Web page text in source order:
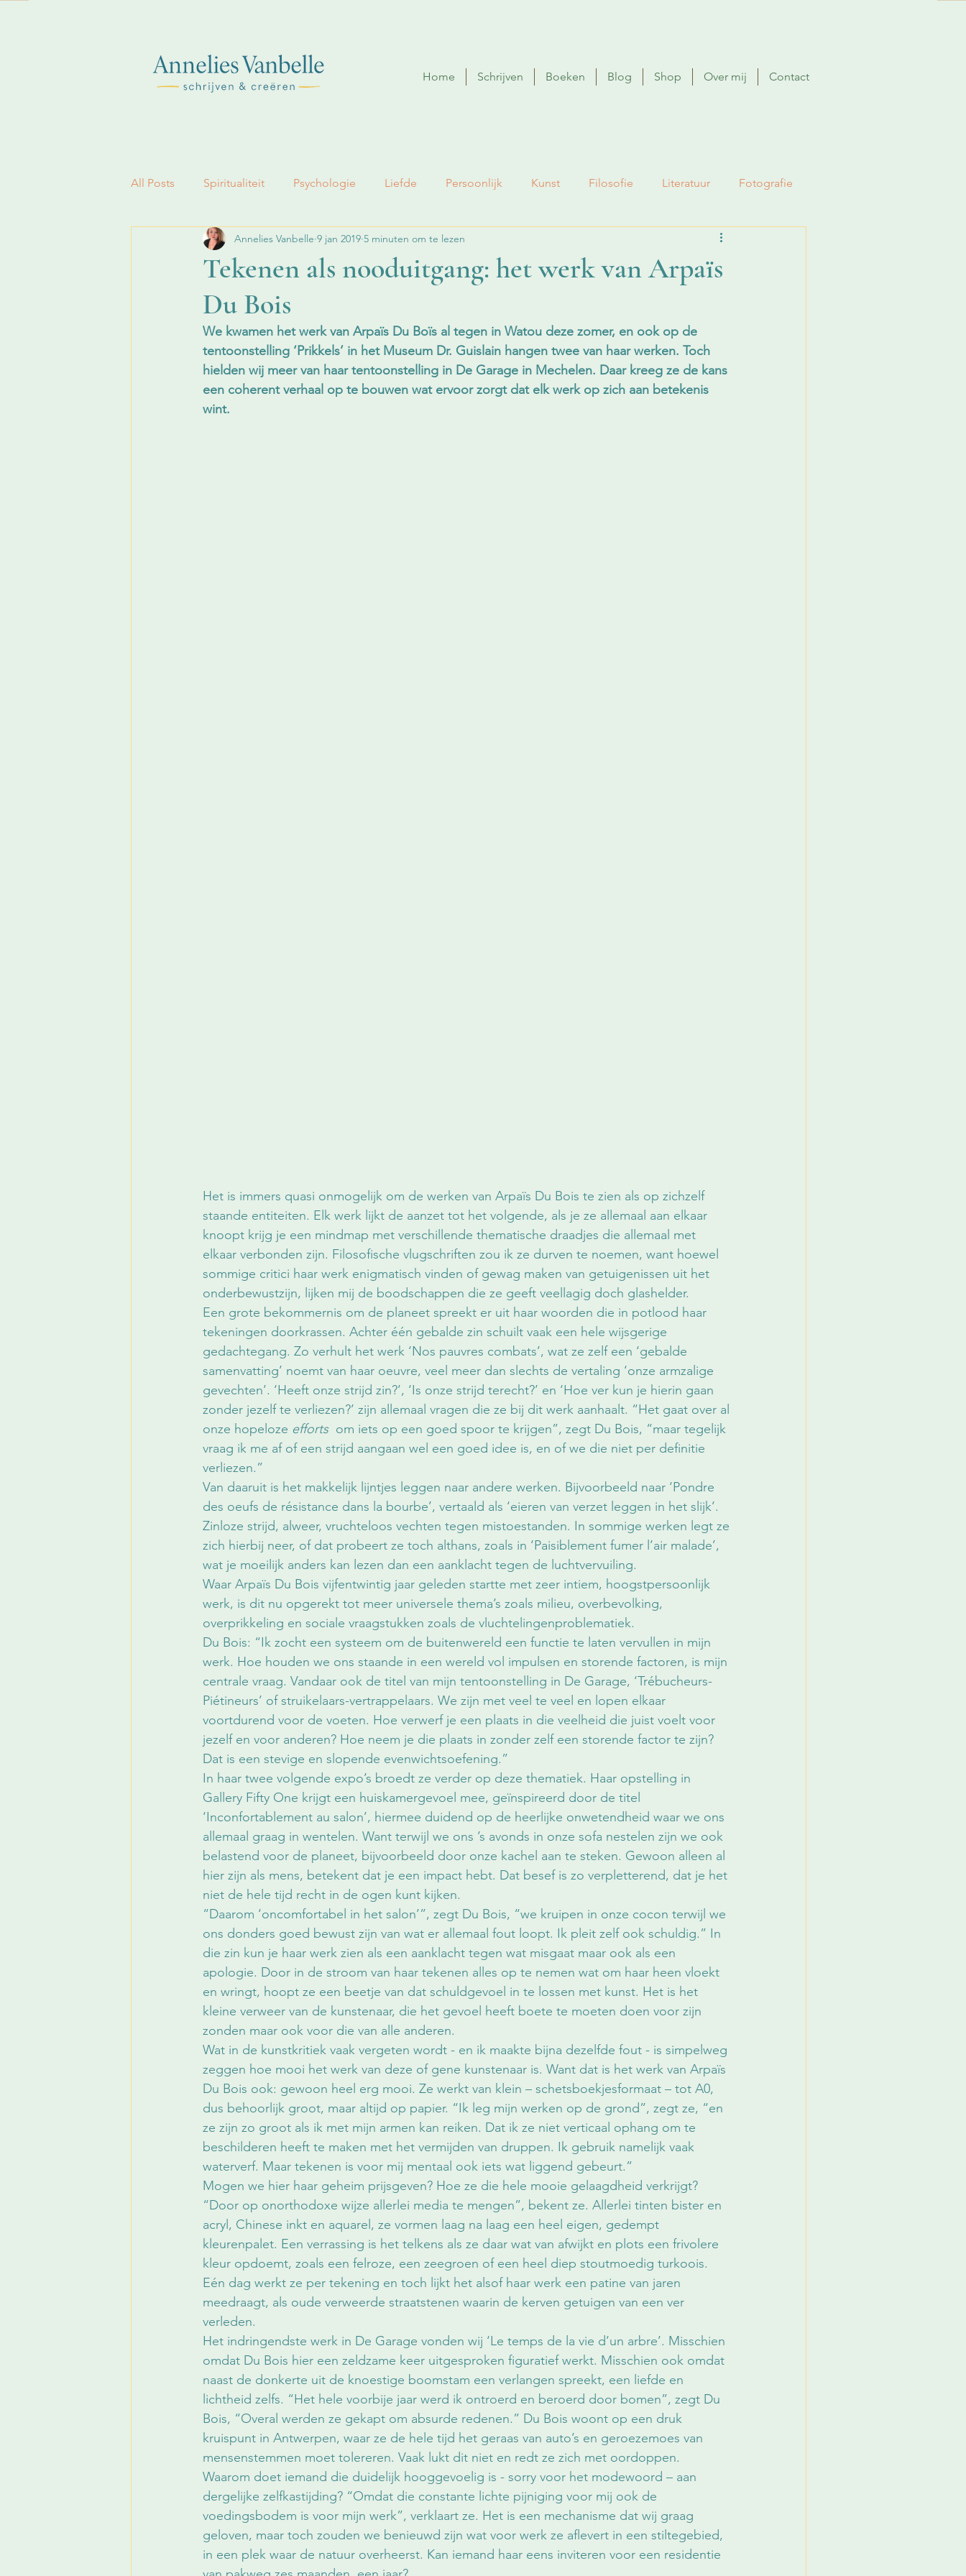
Home Schrijven Boeken Blog Shop Over mij Contact
All Posts Spiritualiteit Psychologie Liefde Persoonlijk Kunst Filosofie Literatuur Fotografie
Tekenen als nooduitgang: het werk van Arpaïs
Du Bois
Annelies Vanbelle 9 jan 2019 5 minuten om te lezen
We kwamen het werk van Arpaïs Du Boïs al tegen in Watou deze zomer, en ook op de
tentoonstelling ‘Prikkels’ in het Museum Dr. Guislain hangen twee van haar werken. Toch
hielden wij meer van haar tentoonstelling in De Garage in Mechelen. Daar kreeg ze de kans
een coherent verhaal op te bouwen wat ervoor zorgt dat elk werk op zich aan betekenis
wint.
Het is immers quasi onmogelijk om de werken van Arpaïs Du Bois te zien als op zichzelf
staande entiteiten. Elk werk lijkt de aanzet tot het volgende, als je ze allemaal aan elkaar
knoopt krijg je een mindmap met verschillende thematische draadjes die allemaal met
elkaar verbonden zijn. Filosofische vlugschriften zou ik ze durven te noemen, want hoewel
sommige critici haar werk enigmatisch vinden of gewag maken van getuigenissen uit het
onderbewustzijn, lijken mij de boodschappen die ze geeft veellagig doch glashelder.
Een grote bekommernis om de planeet spreekt er uit haar woorden die in potlood haar
tekeningen doorkrassen. Achter één gebalde zin schuilt vaak een hele wijsgerige
gedachtegang. Zo verhult het werk ‘Nos pauvres combats’, wat ze zelf een ‘gebalde
samenvatting’ noemt van haar oeuvre, veel meer dan slechts de vertaling ‘onze armzalige
gevechten’. ‘Heeft onze strijd zin?’, ‘Is onze strijd terecht?’ en ‘Hoe ver kun je hierin gaan
zonder jezelf te verliezen?’ zijn allemaal vragen die ze bij dit werk aanhaalt. “Het gaat over al
onze hopeloze efforts
  om iets op een goed spoor te krijgen”, zegt Du Bois, “maar tegelijk
vraag ik me af of een strijd aangaan wel een goed idee is, en of we die niet per definitie
verliezen.”
Van daaruit is het makkelijk lijntjes leggen naar andere werken. Bijvoorbeeld naar ‘Pondre
des oeufs de résistance dans la bourbe’, vertaald als ‘eieren van verzet leggen in het slijk’.
Zinloze strijd, alweer, vruchteloos vechten tegen mistoestanden. In sommige werken legt ze
zich hierbij neer, of dat probeert ze toch althans, zoals in ‘Paisiblement fumer l’air malade’,
wat je moeilijk anders kan lezen dan een aanklacht tegen de luchtvervuiling.
Waar Arpaïs Du Bois vijfentwintig jaar geleden startte met zeer intiem, hoogstpersoonlijk
werk, is dit nu opgerekt tot meer universele thema’s zoals milieu, overbevolking,
overprikkeling en sociale vraagstukken zoals de vluchtelingenproblematiek.
Du Bois: “Ik zocht een systeem om de buitenwereld een functie te laten vervullen in mijn
werk. Hoe houden we ons staande in een wereld vol impulsen en storende factoren, is mijn
centrale vraag. Vandaar ook de titel van mijn tentoonstelling in De Garage, ‘Trébucheurs-
Piétineurs’ of struikelaars-vertrappelaars. We zijn met veel te veel en lopen elkaar
voortdurend voor de voeten. Hoe verwerf je een plaats in die veelheid die juist voelt voor
jezelf en voor anderen? Hoe neem je die plaats in zonder zelf een storende factor te zijn?
Dat is een stevige en slopende evenwichtsoefening.”
In haar twee volgende expo’s broedt ze verder op deze thematiek. Haar opstelling in
Gallery Fifty One krijgt een huiskamergevoel mee, geïnspireerd door de titel
‘Inconfortablement au salon’, hiermee duidend op de heerlijke onwetendheid waar we ons
allemaal graag in wentelen. Want terwijl we ons ’s avonds in onze sofa nestelen zijn we ook
belastend voor de planeet, bijvoorbeeld door onze kachel aan te steken. Gewoon alleen al
hier zijn als mens, betekent dat je een impact hebt. Dat besef is zo verpletterend, dat je het
niet de hele tijd recht in de ogen kunt kijken.
“Daarom ‘oncomfortabel in het salon’”, zegt Du Bois, “we kruipen in onze cocon terwijl we
ons donders goed bewust zijn van wat er allemaal fout loopt. Ik pleit zelf ook schuldig.” In
die zin kun je haar werk zien als een aanklacht tegen wat misgaat maar ook als een
apologie. Door in de stroom van haar tekenen alles op te nemen wat om haar heen vloekt
en wringt, hoopt ze een beetje van dat schuldgevoel in te lossen met kunst. Het is het
kleine verweer van de kunstenaar, die het gevoel heeft boete te moeten doen voor zijn
zonden maar ook voor die van alle anderen.
Wat in de kunstkritiek vaak vergeten wordt - en ik maakte bijna dezelfde fout - is simpelweg
zeggen hoe mooi het werk van deze of gene kunstenaar is. Want dat is het werk van Arpaïs
Du Bois ook: gewoon heel erg mooi. Ze werkt van klein – schetsboekjesformaat – tot A0,
dus behoorlijk groot, maar altijd op papier. “Ik leg mijn werken op de grond”, zegt ze, “en
ze zijn zo groot als ik met mijn armen kan reiken. Dat ik ze niet verticaal ophang om te
beschilderen heeft te maken met het vermijden van druppen. Ik gebruik namelijk vaak
waterverf. Maar tekenen is voor mij mentaal ook iets wat liggend gebeurt.”
Mogen we hier haar geheim prijsgeven? Hoe ze die hele mooie gelaagdheid verkrijgt?
“Door op onorthodoxe wijze allerlei media te mengen”, bekent ze. Allerlei tinten bister en
acryl, Chinese inkt en aquarel, ze vormen laag na laag een heel eigen, gedempt
kleurenpalet. Een verrassing is het telkens als ze daar wat van afwijkt en plots een frivolere
kleur opdoemt, zoals een felroze, een zeegroen of een heel diep stoutmoedig turkoois.
Eén dag werkt ze per tekening en toch lijkt het alsof haar werk een patine van jaren
meedraagt, als oude verweerde straatstenen waarin de kerven getuigen van een ver
verleden.
Het indringendste werk in De Garage vonden wij ‘Le temps de la vie d’un arbre’. Misschien
omdat Du Bois hier een zeldzame keer uitgesproken figuratief werkt. Misschien ook omdat
naast de donkerte uit de knoestige boomstam een verlangen spreekt, een liefde en
lichtheid zelfs. “Het hele voorbije jaar werd ik ontroerd en beroerd door bomen”, zegt Du
Bois, “Overal werden ze gekapt om absurde redenen.” Du Bois woont op een druk
kruispunt in Antwerpen, waar ze de hele tijd het geraas van auto’s en geroezemoes van
mensenstemmen moet tolereren. Vaak lukt dit niet en redt ze zich met oordoppen.
Waarom doet iemand die duidelijk hooggevoelig is - sorry voor het modewoord – aan
dergelijke zelfkastijding? “Omdat die constante lichte pijniging voor mij ook de
voedingsbodem is voor mijn werk”, verklaart ze. Het is een mechanisme dat wij graag
geloven, maar toch zouden we benieuwd zijn wat voor werk ze aflevert in een stiltegebied,
in een plek waar de natuur overheerst. Kan iemand haar eens inviteren voor een residentie